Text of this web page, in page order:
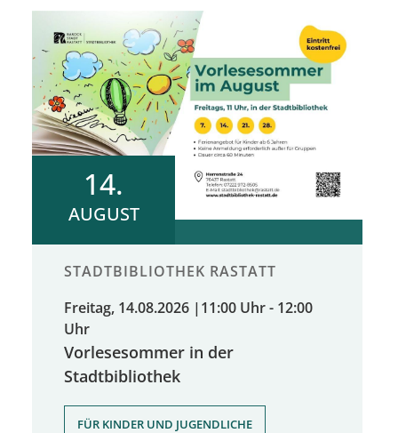
14.
AUGUST
STADTBIBLIOTHEK RASTATT
Freitag, 14.08.2026 | 11:00 Uhr - 12:00
Uhr
Vorlesesommer in der
Stadtbibliothek
FÜR KINDER UND JUGENDLICHE